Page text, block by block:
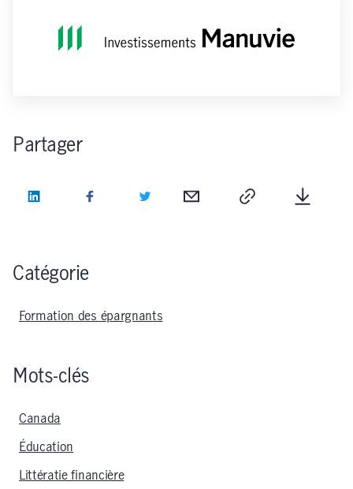
Partager
LinkedIn Facebook Twitter Courriel
Catégorie
Formation des épargnants
Mots-clés
Canada
Éducation
Littératie financière